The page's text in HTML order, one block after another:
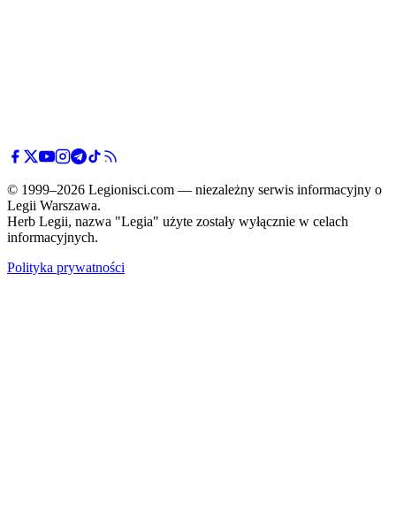
© 1999–2026 Legionisci.com — niezależny serwis informacyjny o
Legii Warszawa.
Herb Legii, nazwa "Legia" użyte zostały wyłącznie w celach
informacyjnych.
Polityka prywatności